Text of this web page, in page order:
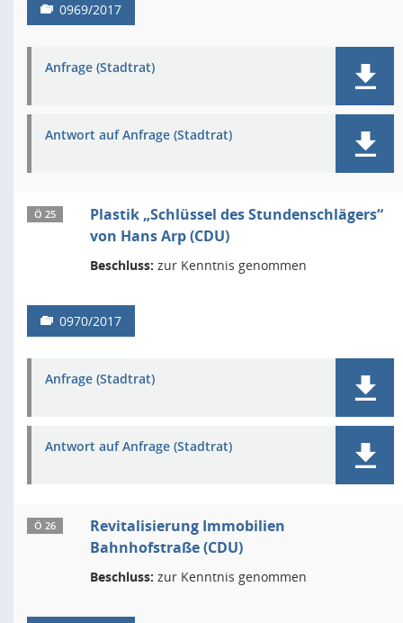
0969/2017
Anfrage (Stadtrat)
Antwort auf Anfrage (Stadtrat)
Ö 25
Plastik „Schlüssel des Stundenschlägers“
von Hans Arp (CDU)
Beschluss: zur Kenntnis genommen
0970/2017
Anfrage (Stadtrat)
Antwort auf Anfrage (Stadtrat)
Ö 26
Revitalisierung Immobilien
Bahnhofstraße (CDU)
Beschluss: zur Kenntnis genommen